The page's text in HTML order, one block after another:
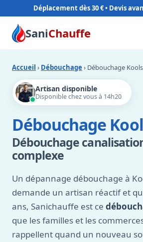
Déplacement dès 30 €
SaniChauffe
Accueil › Débouchage › Débouchage
Artisan disponible
Disponible chez vous à 14h20
Débouchage
Débouchage
complexe
Un dépannage débouchage à
demande un artisan réactif et
ans, Sanichauffe est ce
que les familles et les
rappellent quand un nouveau